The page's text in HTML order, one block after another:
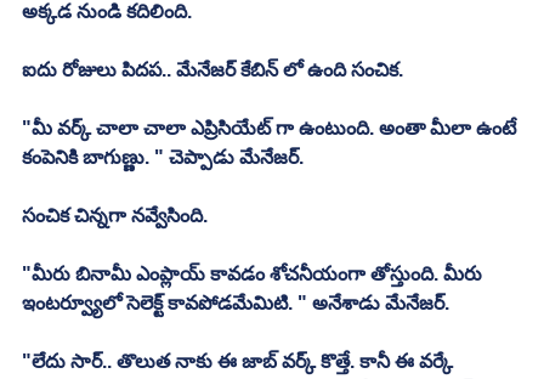
అక్కడ నుండి కదిలింది.
ఐదు రోజులు పిదప.. మేనేజర్ కేబిన్ లో ఉంది సంచిక.
"మీ వర్క్ చాలా చాలా ఎప్రిసియేట్ గా ఉంటుంది. అంతా మీలా ఉంటే
కంపెనికి బాగుణ్ణు. " చెప్పాడు మేనేజర్.
సంచిక చిన్నగా నవ్వేసింది.
"మీరు బినామీ ఎంప్లాయ్ కావడం శోచనీయంగా తోస్తుంది. మీరు
ఇంటర్వ్యూలో సెలెక్ట్ కావపోడమేమిటి. " అనేశాడు మేనేజర్.
"లేదు సార్.. తొలుత నాకు ఈ జాబ్ వర్క్ కొత్తే. కానీ ఈ వర్కే